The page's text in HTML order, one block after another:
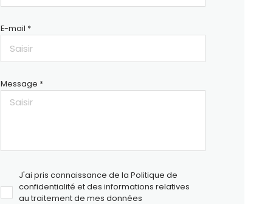
E-mail *
Message *
J'ai pris connaissance de la Politique de
confidentialité et des informations relatives
au traitement de mes données